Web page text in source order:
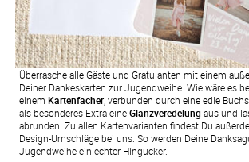
Überrasche alle Gäste und Gratulanten mit einem
Deiner Dankeskarten zur Jugendweihe. Wie wäre es
einem Kartenfächer, verbunden durch eine edle
als besonderes Extra eineGlanzveredelung aus und
abrunden. Zu allen Kartenvarianten findest Du
Design-Umschläge bei uns. So werden Deine
Jugendweihe ein echter Hingucker.